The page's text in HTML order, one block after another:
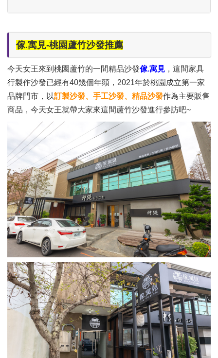
傢.寓見-桃園蘆竹沙發推薦
今天女王來到桃園蘆竹的一間精品沙發傢.寓見 ，這間家具
行製作沙發已經有40幾個年頭，2021年於桃園成立第一家
品牌門市，以訂製沙發、手工沙發、 精品沙發作為主要販售
商品，今天女王就帶大家來這間蘆竹沙發進行參訪吧~